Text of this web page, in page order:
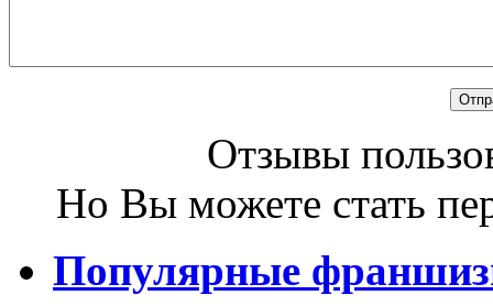
Отзывы
Но Вы можете стать
Популярные